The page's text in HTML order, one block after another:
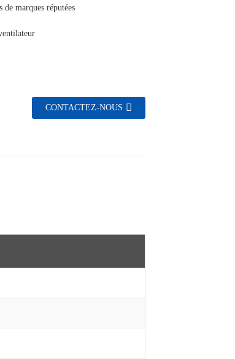
de marques réputées
CONTACTEZ-NOUS